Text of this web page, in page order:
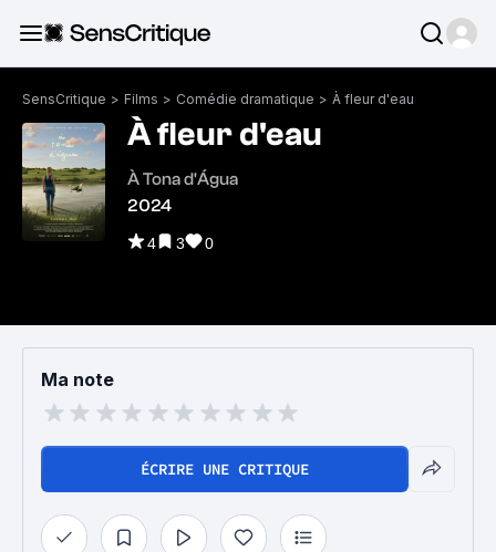
SensCritique > Films > Comédie dramatique > À fleur d'eau
À fleur d'eau
À Tona d'Água
2024
4 3 0
Ma note
ÉCRIRE UNE CRITIQUE